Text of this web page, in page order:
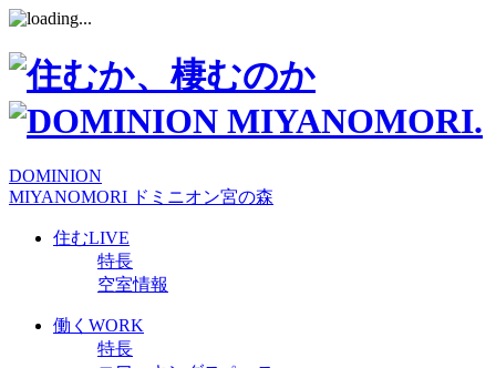
DOMINION
MIYANOMORI ドミニオン宮の森
住むLIVE
特長
空室情報
働く WORK
特長